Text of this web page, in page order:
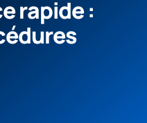
rapide :